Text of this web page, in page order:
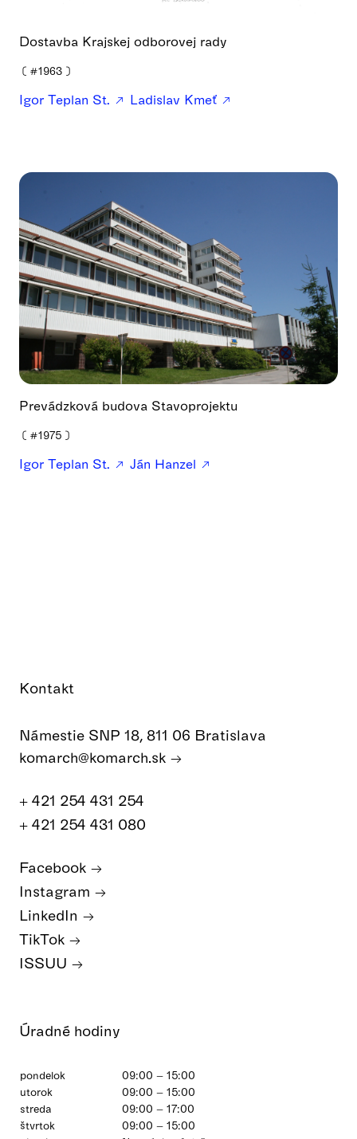
Dostavba Krajskej odborovej rady
❪ #1963 ❫
Igor Teplan St. Ladislav Kmeť
Prevádzková budova Stavoprojektu
❪ #1975 ❫
Igor Teplan St. Ján Hanzel
Úradné hodiny
pondelok
09:00 – 15:00
utorok
09:00 – 15:00
streda
09:00 – 17:00
štvrtok
09:00 – 15:00
Kontakt
Námestie SNP 18, 811 06 Bratislava
komarch@komarch.sk
+ 421 254 431 254
+ 421 254 431 080
Facebook
Instagram
LinkedIn
TikTok
ISSUU